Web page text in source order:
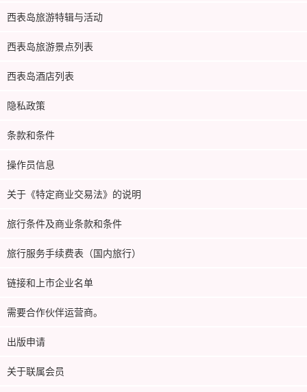
西表岛旅游特辑与活动
西表岛旅游景点列表
西表岛酒店列表
隐私政策
条款和条件
操作员信息
关于《特定商业交易法》的说明
旅行条件及商业条款和条件
旅行服务手续费表（国内旅行）
链接和上市企业名单
需要合作伙伴运营商。
出版申请
关于联属会员